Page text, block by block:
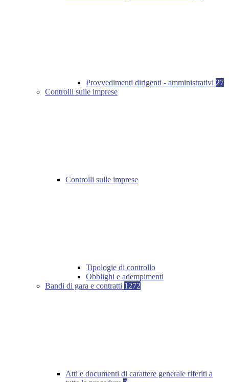
Provvedimenti dirigenti - amministrativi 27
Controlli sulle imprese
Controlli sulle imprese
Tipologie di controllo
Obblighi e adempimenti
Bandi di gara e contratti 1272
Atti e documenti di carattere generale riferiti a